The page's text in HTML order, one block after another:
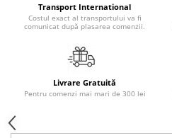
SealfHealing
Starea de bine
Terapii Alternative
Beletristica
Transport International
Costul exact al transportului va fi
comunicat după plasarea comenzii.
Livrare Gratuită
Pentru comenzi mai mari de 300 lei